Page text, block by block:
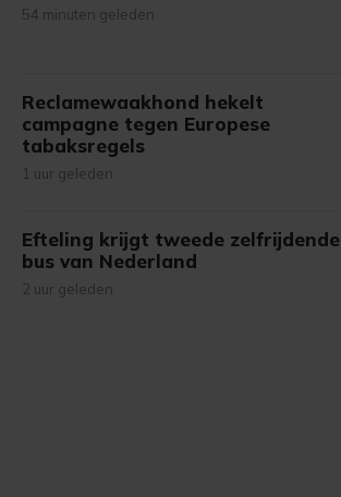
54 minuten geleden
Reclamewaakhond hekelt
campagne tegen Europese
tabaksregels
1 uur geleden
Efteling krijgt tweede zelfrijdende
bus van Nederland
2 uur geleden